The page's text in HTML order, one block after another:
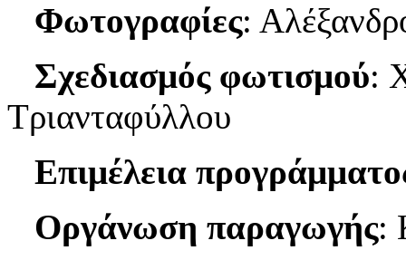
Φωτογραφίες:
Σχεδιασμός φωτισμού:
Τριανταφύλλου
Επιμέλεια
Οργάνωση παραγωγής: